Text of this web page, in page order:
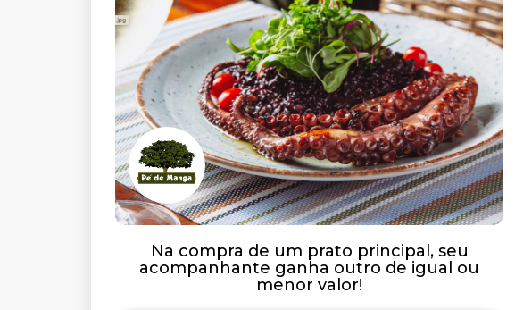
Na compra de um prato principal, seu
acompanhante ganha outro de igual ou
menor valor!